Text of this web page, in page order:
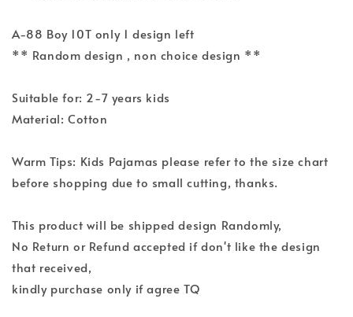
A-88 Boy 10T only 1 design left
** Random design , non choice design **
Suitable for: 2-7 years kids
Material: Cotton
Warm Tips: Kids Pajamas please refer to the size chart
before shopping due to small cutting, thanks.
This product will be shipped design Randomly,
No Return or Refund accepted if don't like the design
that received,
kindly purchase only if agree TQ